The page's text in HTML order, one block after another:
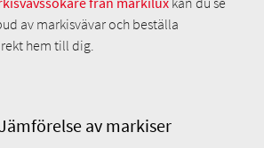
av markisvävar och beställa
hem till dig.
av markiser